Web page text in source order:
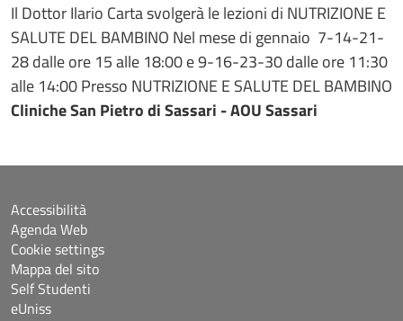
Il Dottor Ilario Carta svolgerà le lezioni di NUTRIZIONE E
SALUTE DEL BAMBINO Nel mese di gennaio 7-14-21-
28 dalle ore 15 alle 18:00 e 9-16-23-30 dalle ore 11:30
alle 14:00 Presso NUTRIZIONE E SALUTE DEL BAMBINO
Cliniche San Pietro di Sassari - AOU Sassari
Accessibilità
Agenda Web
Cookie settings
Mappa del sito
Self Studenti
eUniss